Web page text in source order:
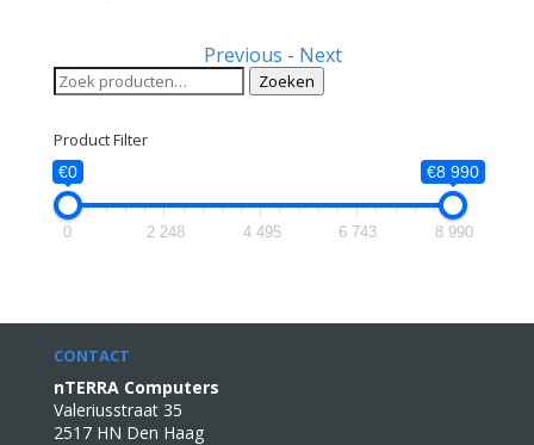
Previous - Next
Zoeken
naar:
Zoeken
Product Filter
€0 €8 990
0 2 248 4 495 6 743 8 990
CONTACT
nTERRA Computers
Valeriusstraat 35
2517 HN Den Haag